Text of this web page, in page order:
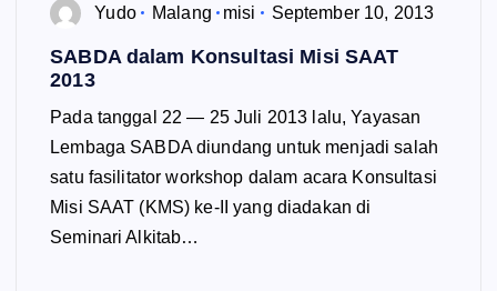
Yudo Malang misi September 10, 2013
SABDA dalam Konsultasi Misi SAAT
2013
Pada tanggal 22 — 25 Juli 2013 lalu, Yayasan
Lembaga SABDA diundang untuk menjadi salah
satu fasilitator workshop dalam acara Konsultasi
Misi SAAT (KMS) ke-II yang diadakan di
Seminari Alkitab…